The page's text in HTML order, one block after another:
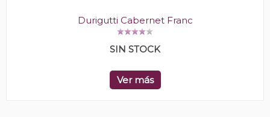
Durigutti Cabernet Franc
SIN STOCK
Ver más